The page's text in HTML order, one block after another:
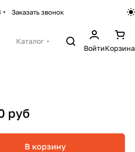
Заказать звонок
Каталог
ВойтиКорзина
руб
В корзину